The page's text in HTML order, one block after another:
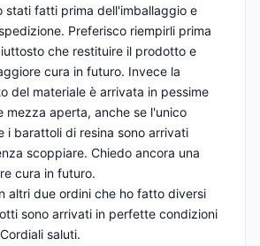
stati fatti prima dell'imballaggio e
Preferisco riempirli prima
che restituire il prodotto e
cura in futuro. Invece la
del materiale è arrivata in pessime
mezza aperta, anche se l'unico
i barattoli di resina sono arrivati
scoppiare. Chiedo ancora una
cura in futuro.
altri due ordini che ho fatto diversi
sono arrivati in perfette condizioni
saluti.